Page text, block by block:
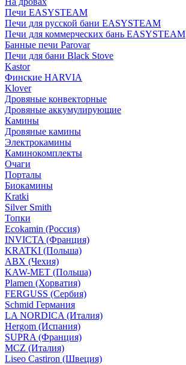
Печи EASYSTEAM
Печи для русской бани EASYSTEAM
Печи для коммерческих бань EASYSTEAM
Банные печи Parovar
Печи для бани Black Stove
Kastor
Финские HARVIA
Klover
Дровяные конвекторные
Дровяные аккумулирующие
Камины
Дровяные камины
Электрокамины
Каминокомплекты
Очаги
Порталы
Биокамины
Kratki
Silver Smith
Топки
Ecokamin (Россия)
INVICTA (Франция)
KRATKI (Польша)
ABX (Чехия)
KAW-MET (Польша)
Plamen (Хорватия)
FERGUSS (Сербия)
Schmid Германия
LA NORDICA (Италия)
Hergom (Испания)
SUPRA (Франция)
MCZ (Италия)
Liseo Castiron (Швеция)